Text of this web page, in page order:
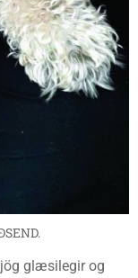
glæsilegir og